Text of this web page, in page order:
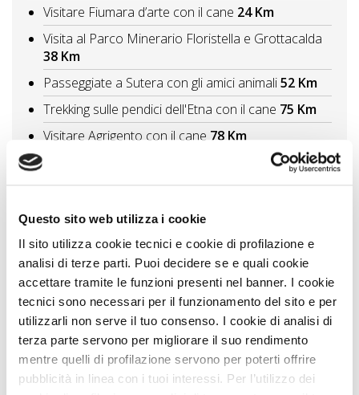
Questo sito web utilizza i cookie
Il sito utilizza cookie tecnici e cookie di profilazione e
analisi di terze parti. Puoi decidere se e quali cookie
accettare tramite le funzioni presenti nel banner. I cookie
tecnici sono necessari per il funzionamento del sito e per
utilizzarli non serve il tuo consenso. I cookie di analisi di
terza parte servono per migliorare il suo rendimento
mentre quelli di profilazione servono per poterti offrire
pubblicità in linea con i tuoi interessi. Per l’utilizzo dei
Visitare Fiumara d’arte con il cane 24 Km
Visita al Parco Minerario Floristella e Grottacalda
38 Km
Passeggiate a Sutera con gli amici animali52 Km
Trekking sulle pendici dell'Etna con il cane 75 Km
Visitare Agrigento con il cane 78 Km
Vedi tutti
Percorsi con il cane in Sicilia tra natura e cultura
38 Km
Vedi tutti
Zampa Vacanza Consiglia